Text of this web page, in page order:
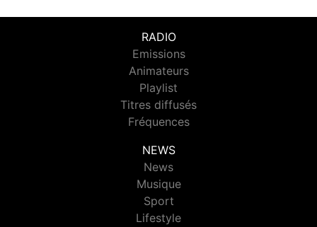
RADIO
Emissions
Animateurs
Playlist
Titres diffusés
Fréquences
NEWS
News
Musique
Sport
Lifestyle